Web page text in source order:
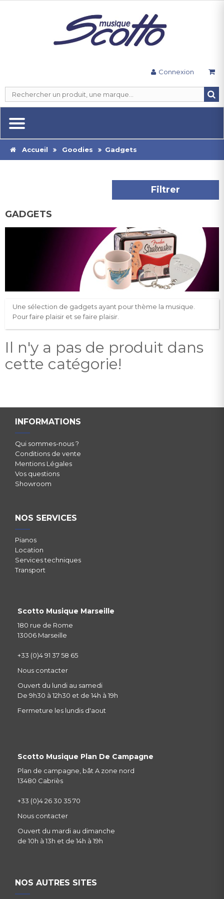
Connexion
Accueil Goodies Gadgets
Filtrer
GADGETS
Une sélection de gadgets ayant pour thème la musique.
Pour faire plaisir et se faire plaisir.
Il n'y a pas de produit dans
cette catégorie!
INFORMATIONS
Qui sommes-nous ?
Conditions de vente
Mentions Légales
Vos questions
Showroom
NOS SERVICES
Pianos
Location
Services techniques
Transport
Scotto Musique Marseille
180 rue de Rome
13006 Marseille
+33 (0)4 91 37 58 65
Nous contacter
Ouvert du lundi au samedi
De 9h30 à 12h30 et de 14h à 19h
Fermeture les lundis d'aout
Scotto Musique Plan De Campagne
Plan de campagne, bât A zone nord
13480 Cabriès
+33 (0)4 26 30 35 70
Nous contacter
Ouvert du mardi au dimanche
de 10h à 13h et de 14h à 19h
NOS AUTRES SITES